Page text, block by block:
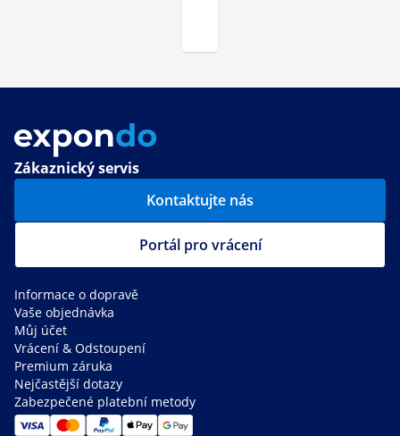
Zákaznický servis
Kontaktujte nás
Portál pro vrácení
Informace o dopravě
Vaše objednávka
Můj účet
Vrácení & Odstoupení
Premium záruka
Nejčastější dotazy
Zabezpečené platební metody